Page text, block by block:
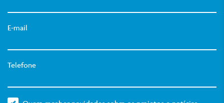
E-mail
Telefone